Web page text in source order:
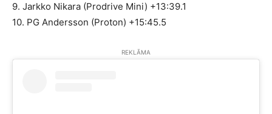
9. Jarkko Nikara (Prodrive Mini) +13:39.1
10. PG Andersson (Proton) +15:45.5
REKLĀMA